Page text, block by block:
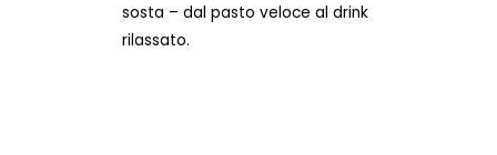
sosta – dal pasto veloce al drink
rilassato.